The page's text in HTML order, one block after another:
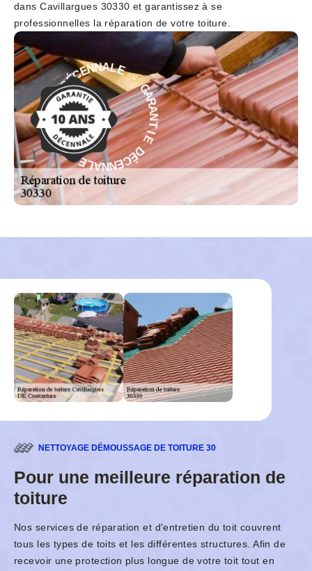
dans Cavillargues 30330 et garantissez à se
professionnelles la réparation de votre toiture.
G
A
R
A
N
T
I
E
D
É
C
E
N
NALE - GAR
A
N
T
I
E
D
É
C
E
N
N
A
L
E
-
NETTOYAGE DÉMOUSSAGE DE TOITURE 30
Pour une meilleure réparation de
toiture
Nos services de réparation et d'entretien du toit couvrent
tous les types de toits et les différentes structures. Afin de
recevoir une protection plus longue de votre toit tout en